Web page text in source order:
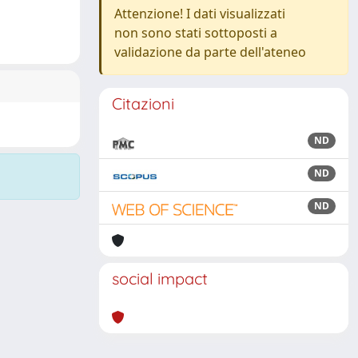
Attenzione! I dati visualizzati
non sono stati sottoposti a
validazione da parte dell'ateneo
Citazioni
ND
ND
ND
social impact